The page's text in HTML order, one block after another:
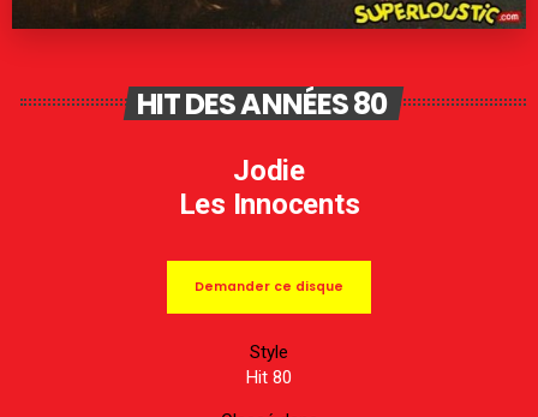
HIT DES ANNÉES 80
Jodie
Les Innocents
Demander ce disque
Style
Hit 80